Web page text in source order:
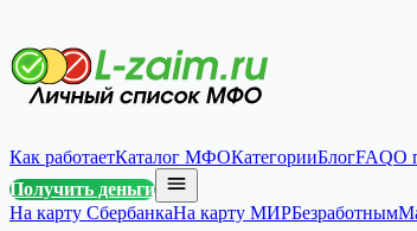
Как работаетКаталог МФОКатегорииБлогFAQО
Получить деньги
На карту СбербанкаНа карту МИРБезработным